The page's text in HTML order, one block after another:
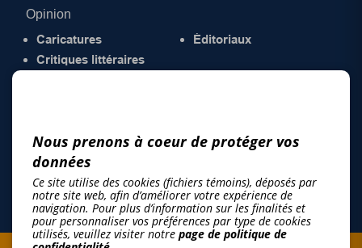
Opinion
Caricatures
Critiques littéraires
Éditoriaux
Nous prenons à coeur de protéger vos
données
Ce site utilise des cookies (fichiers témoins), déposés par
notre site web, afin d’améliorer votre expérience de
navigation. Pour plus d’information sur les finalités et
pour personnaliser vos préférences par type de cookies
utilisés, veuillez visiter notre page de politique de